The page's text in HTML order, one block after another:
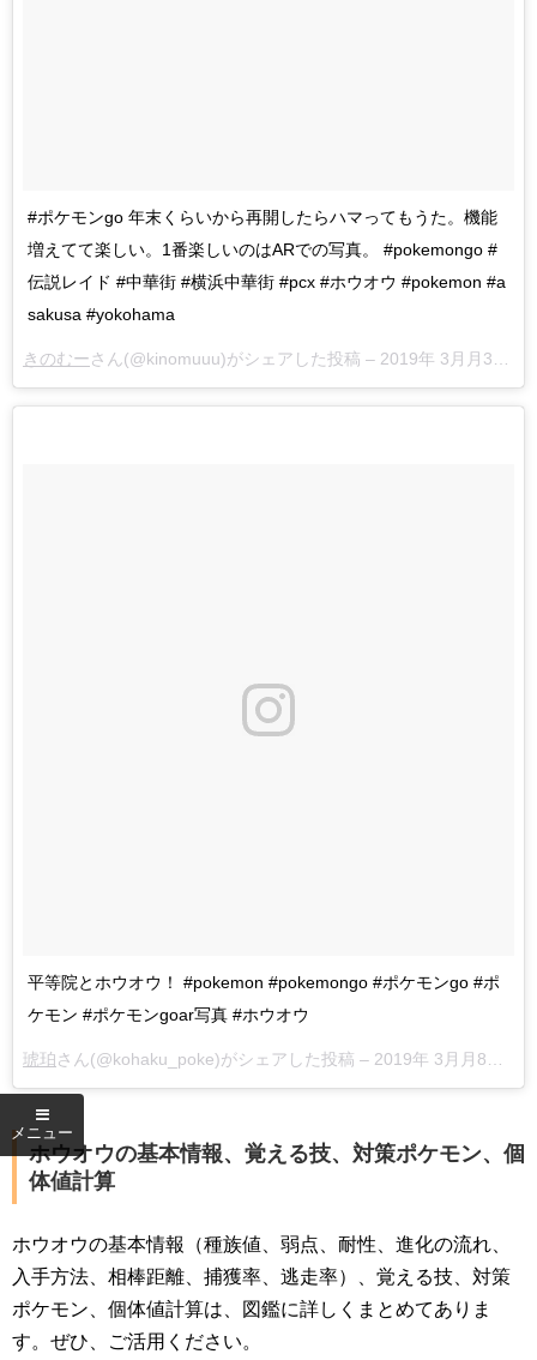
#ポケモンgo 年末くらいから再開したらハマってもうた。機能
増えてて楽しい。1番楽しいのはARでの写真。 #pokemongo #
伝説レイド #中華街 #横浜中華街 #pcx #ホウオウ #pokemon #a
sakusa #yokohama
きのむーさん(@kinomuuu)がシェアした投稿 – 2019年 3月月31日午前1時54分PDT
平等院とホウオウ！ #pokemon #pokemongo #ポケモンgo #ポ
ケモン #ポケモンgoar写真 #ホウオウ
琥珀さん(@kohaku_poke)がシェアした投稿 – 2019年 3月月8日午後8時11分PST
ホウオウの基本情報、覚える技、対策ポケモン、個
体値計算
ホウオウの基本情報（種族値、弱点、耐性、進化の流れ、
入手方法、相棒距離、捕獲率、逃走率）、覚える技、対策
ポケモン、個体値計算は、図鑑に詳しくまとめてありま
す。ぜひ、ご活用ください。